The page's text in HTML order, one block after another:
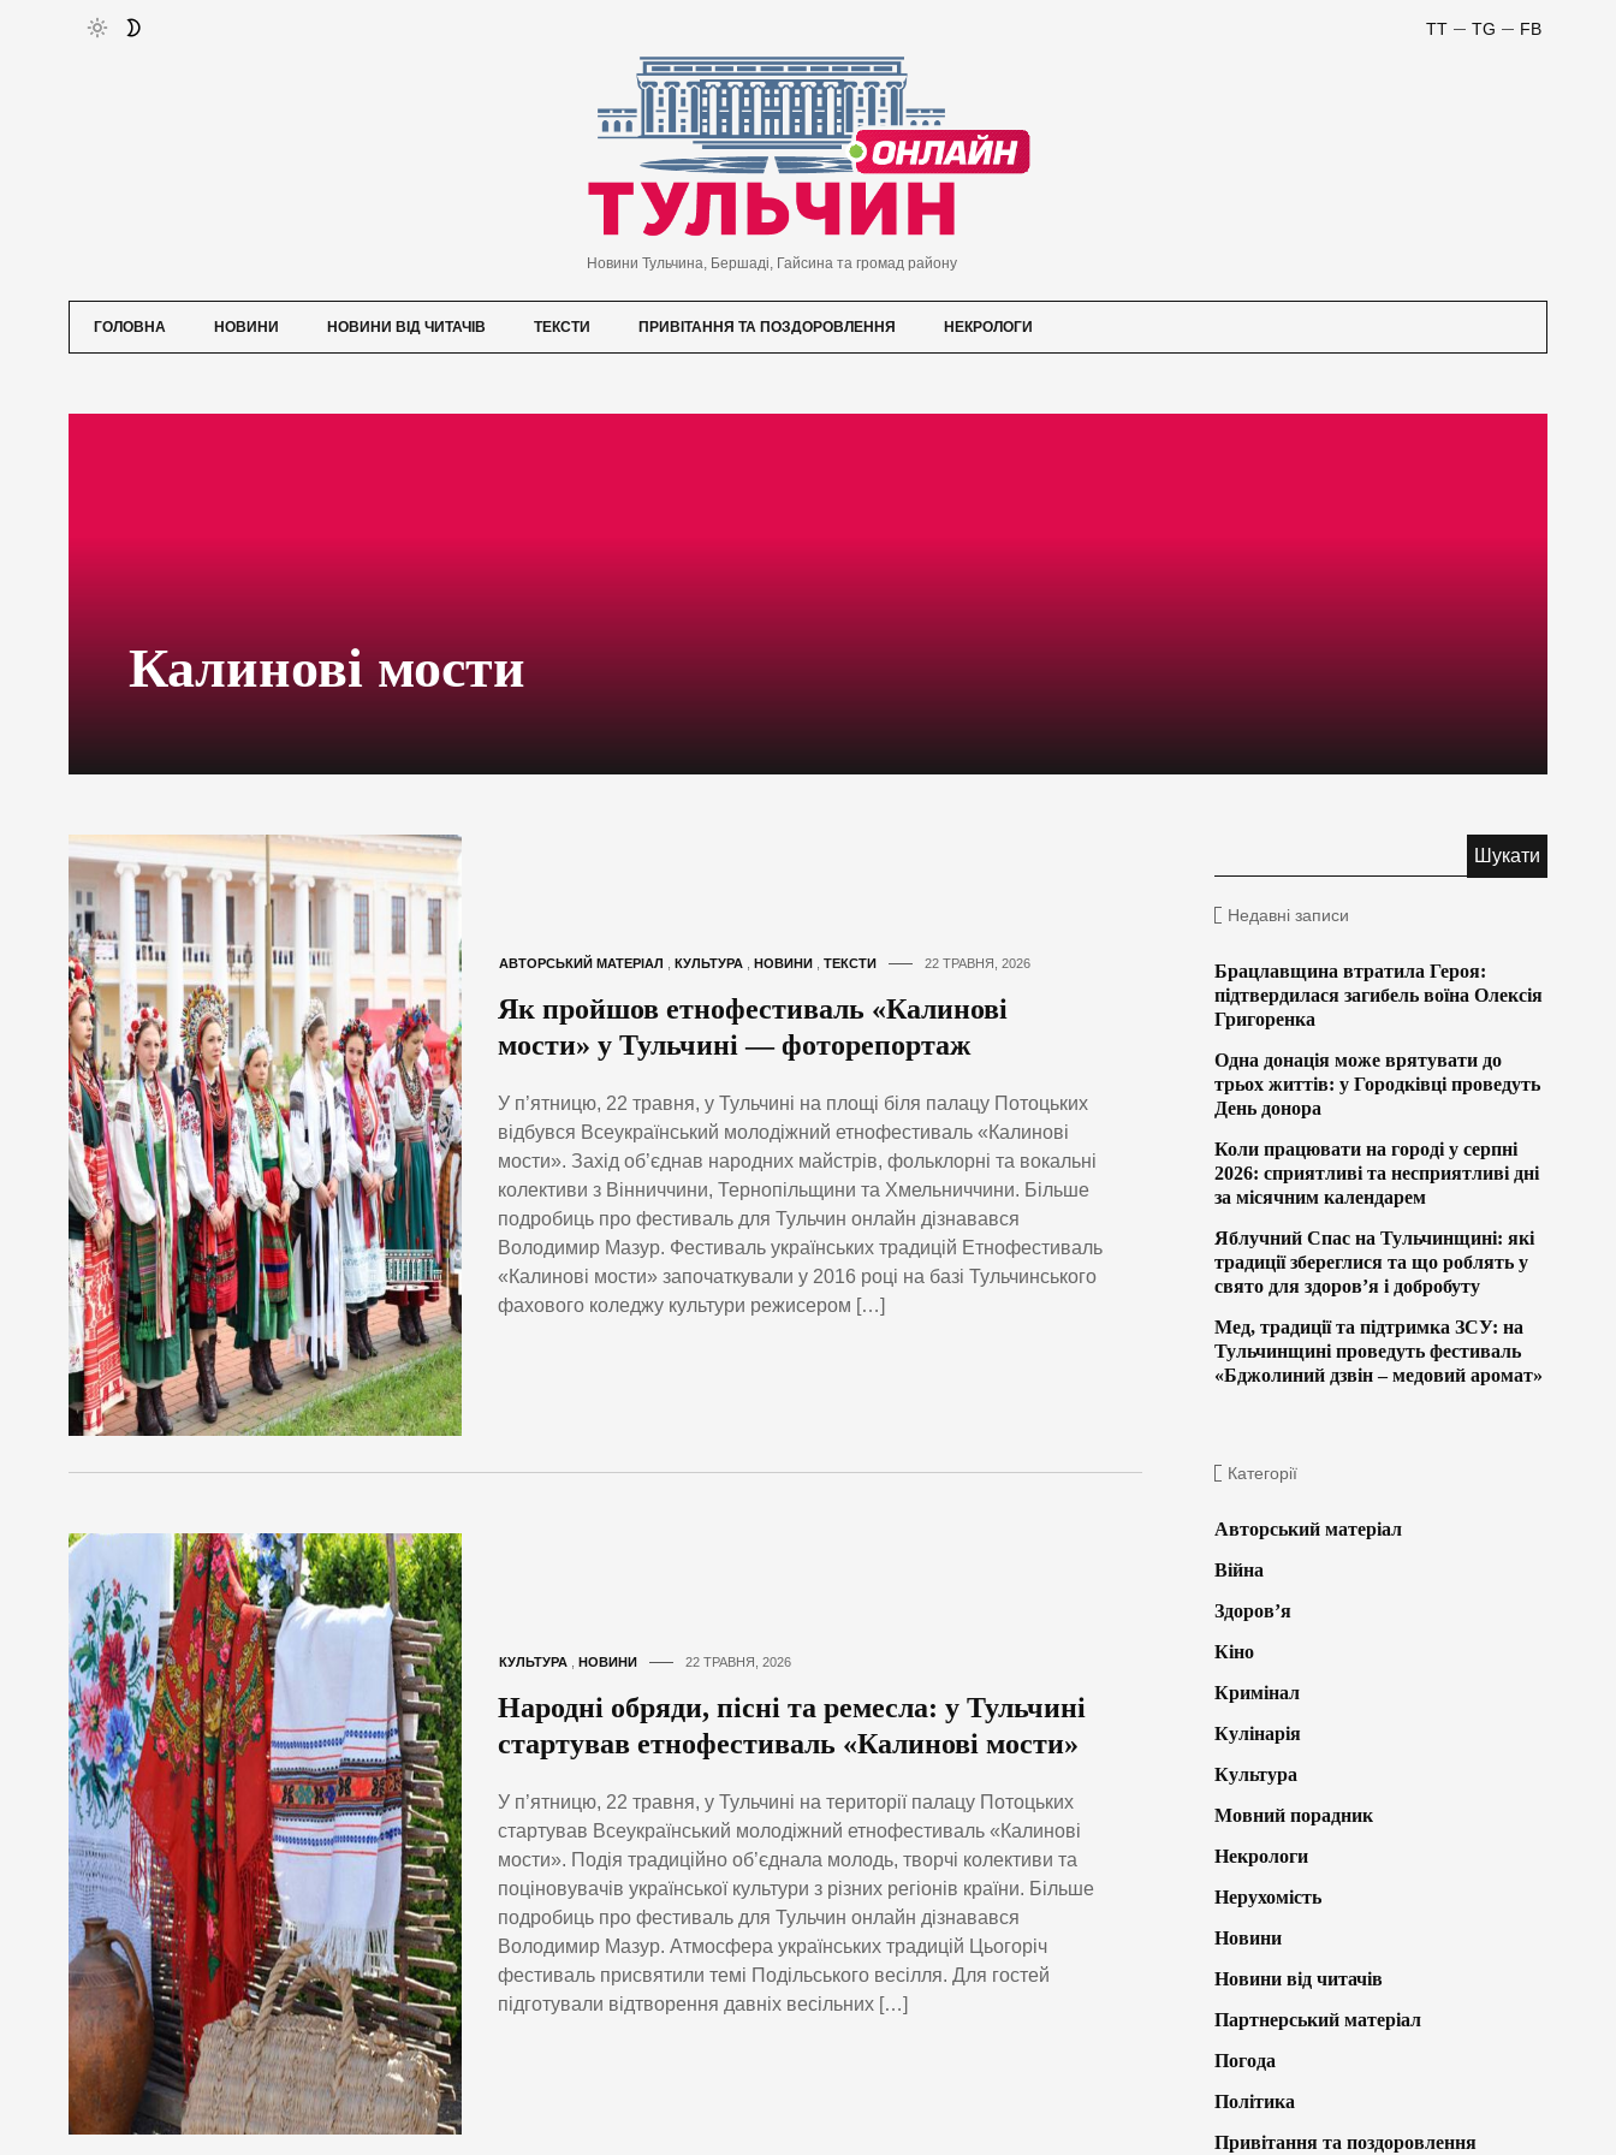
FB
TG
TT
Новини Тульчина, Бершаді, Гайсина та громад району
ГОЛОВНА НОВИНИ НОВИНИ ВІД ЧИТАЧІВ ТЕКСТИ ПРИВІТАННЯ ТА ПОЗДОРОВЛЕННЯ НЕКРОЛОГИ
Калинові мости
АВТОРСЬКИЙ МАТЕРІАЛ , КУЛЬТУРА , НОВИНИ , ТЕКСТИ 22 ТРАВНЯ, 2026
Як пройшов етнофестиваль «Калинові
мости» у Тульчині — фоторепортаж
У п’ятницю, 22 травня, у Тульчині на площі біля палацу Потоцьких
відбувся Всеукраїнський молодіжний етнофестиваль «Калинові
мости». Захід об’єднав народних майстрів, фольклорні та вокальні
колективи з Вінниччини, Тернопільщини та Хмельниччини. Більше
подробиць про фестиваль для Тульчин онлайн дізнавався
Володимир Мазур. Фестиваль українських традицій Етнофестиваль
«Калинові мости» започаткували у 2016 році на базі Тульчинського
фахового коледжу культури режисером […]
КУЛЬТУРА , НОВИНИ 22 ТРАВНЯ, 2026
Народні обряди, пісні та ремесла: у Тульчині
стартував етнофестиваль «Калинові мости»
У п’ятницю, 22 травня, у Тульчині на території палацу Потоцьких
стартував Всеукраїнський молодіжний етнофестиваль «Калинові
мости». Подія традиційно об’єднала молодь, творчі колективи та
поціновувачів української культури з різних регіонів країни. Більше
подробиць про фестиваль для Тульчин онлайн дізнавався
Володимир Мазур. Атмосфера українських традицій Цьогоріч
фестиваль присвятили темі Подільського весілля. Для гостей
підготували відтворення давніх весільних […]
Недавні записи
Брацлавщина втратила Героя:
підтвердилася загибель воїна Олексія
Григоренка
Одна донація може врятувати до
трьох життів: у Городківці проведуть
День донора
Коли працювати на городі у серпні
2026: сприятливі та несприятливі дні
за місячним календарем
Яблучний Спас на Тульчинщині: які
традиції збереглися та що роблять у
свято для здоров’я і добробуту
Мед, традиції та підтримка ЗСУ: на
Тульчинщині проведуть фестиваль
«Бджолиний дзвін – медовий аромат»
Категорії
Авторський матеріал
Війна
Здоров’я
Кіно
Кримінал
Кулінарія
Культура
Мовний порадник
Некрологи
Нерухомість
Новини
Новини від читачів
Партнерський матеріал
Погода
Політика
Привітання та поздоровлення